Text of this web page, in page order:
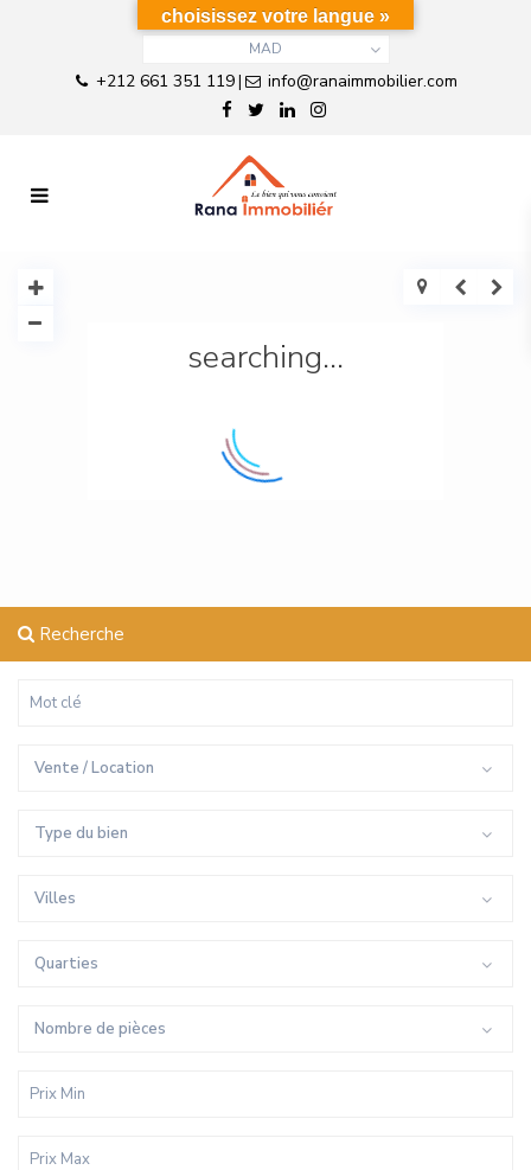
MAD
+212 661 351 119| info@ranaimmobilier.com
searching...
Recherche
Vente / Location
Type du bien
Villes
Quarties
Nombre de pièces
choisissez votre langue »